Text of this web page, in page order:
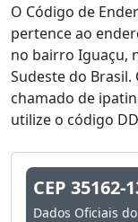
O Código de
pertence ao
no bairro Iguaçu,
Sudeste do
chamado de
utilize o código
CEP 35162-
Dados Oficiais